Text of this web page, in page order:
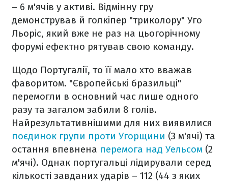
– 6 м'ячів у активі. Відмінну гру
демонстрував й голкіпер "триколору" Уго
Льоріс, який вже не раз на цьогорічному
форумі ефектно рятував свою команду.
Щодо Португалії, то її мало хто вважав
фаворитом. "Європейські бразильці"
перемогли в основний час лише одного
разу та загалом забили 8 голів.
Найрезультативнішими для них виявилися
поєдинок групи проти Угорщини (3 м'ячі) та
остання впевнена перемога над Уельсом (2
м'ячі). Однак португальці лідирували серед
кількості завданих ударів – 112 (44 з яких